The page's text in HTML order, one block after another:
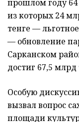
прошлом году
из которых 24
тенге —
— обновление
Сарканском
достиг 67,5
Особую
вызвал вопрос
площади